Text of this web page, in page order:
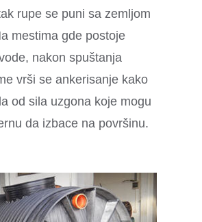
rupe se puni sa zemljom
mestima gde postoje
nakon spuštanja
vrši se ankerisanje kako
od sila uzgona koje mogu
da izbace na površinu.